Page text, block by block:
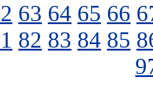
63 64 65 66
82 83 84 85